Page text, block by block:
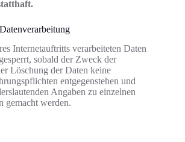
Internetauftritts verarbeiteten Daten
sobald der Zweck der
Löschung der Daten keine
entgegenstehen und
Angaben zu einzelnen
gemacht werden.